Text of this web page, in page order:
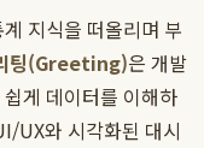
지식을 떠올리며 부
팅(Greeting)은 개발
게 데이터를 이해하
UX와 시각화된 대시